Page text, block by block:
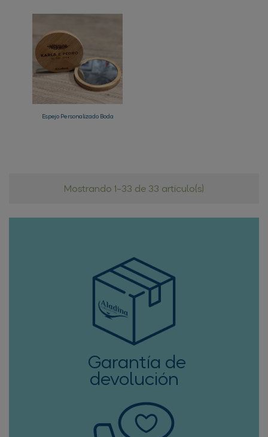
Espejo Personalizado Boda
Mostrando 1-33 de 33 artículo(s)
Garantía de
devolución